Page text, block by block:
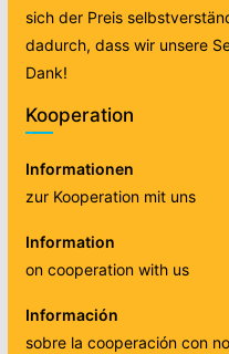
sich der Preis
dadurch, dass wir unsere
Dank!
Kooperation
Informationen
zur Kooperation mit uns
Information
on cooperation with us
Información
sobre la cooperación con